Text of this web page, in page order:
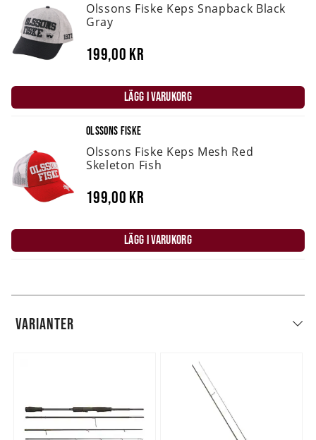
Olssons Fiske Keps Snapback Black
Gray
199,00 kr
LÄGG I VARUKORG
OLSSONS FISKE
Olssons Fiske Keps Mesh Red
Skeleton Fish
199,00 kr
LÄGG I VARUKORG
VARIANTER